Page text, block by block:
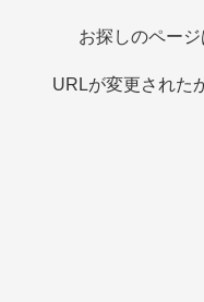
お探しのページ
URLが変更された